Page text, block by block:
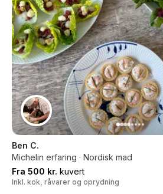
Ben C.
Michelin erfaring · Nordisk mad
Fra 500 kr. kuvert
Inkl. kok, råvarer og oprydning